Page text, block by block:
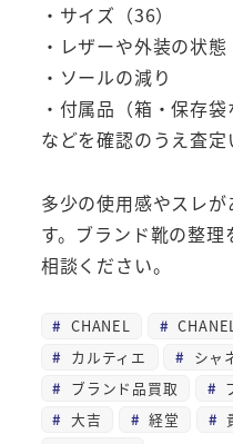
・サイズ（36）
・レザーや外装の状態
・ソールの減り
・付属品（箱・保存袋
などを確認のうえ査定
多少の使用感やスレ
す。ブランド靴の整
相談ください。
CHANEL
カルティエ
シャ
ブランド品買取
大吉
経堂